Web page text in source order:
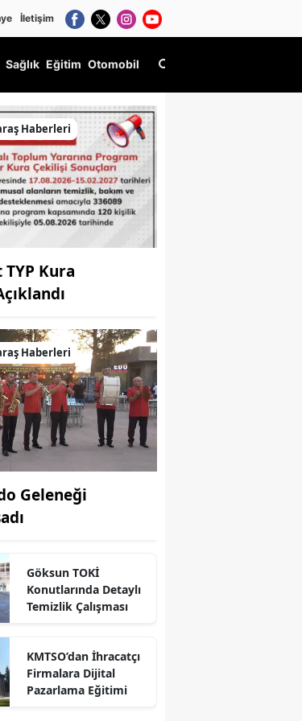
İletişim
Sağlık Eğitim Otomobil
Haberleri
Kura
Haberleri
Geleneği
Göksun TOKİ
Konutlarında Detaylı
Temizlik Çalışması
KMTSO’dan İhracatçı
Firmalara Dijital
Pazarlama Eğitimi